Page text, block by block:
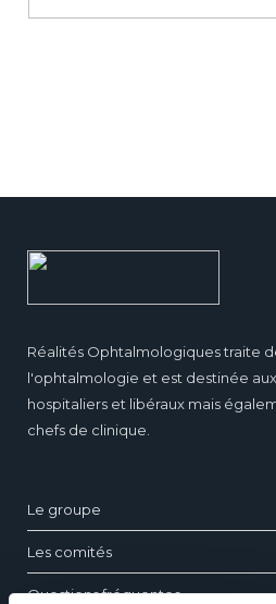
Réalités Ophtalmologiques traite
l'ophtalmologie et est destinée
hospitaliers et libéraux mais
chefs de clinique.
Le groupe
Les comités
Questions fréquentes